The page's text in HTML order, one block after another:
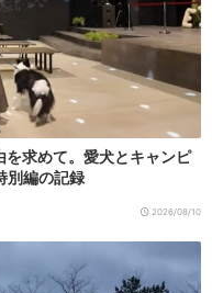
を求めて。愛犬とキャンピ
別編の記録
2026/08/10